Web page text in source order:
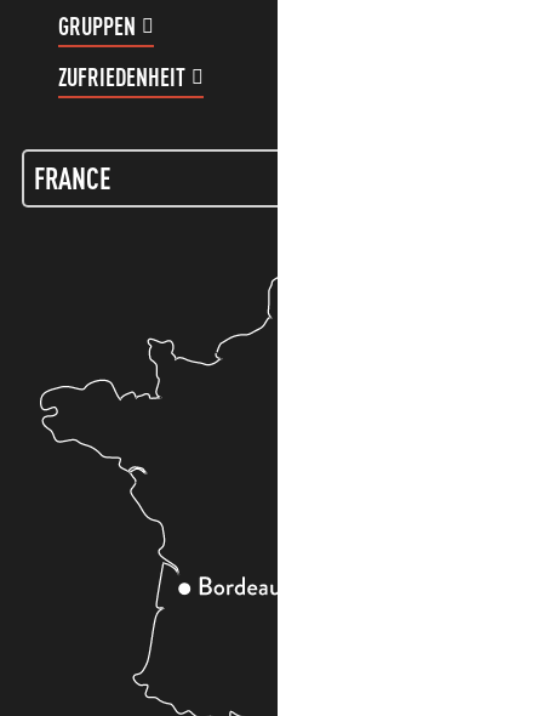
GRUPPEN
ZUFRIEDENHEIT